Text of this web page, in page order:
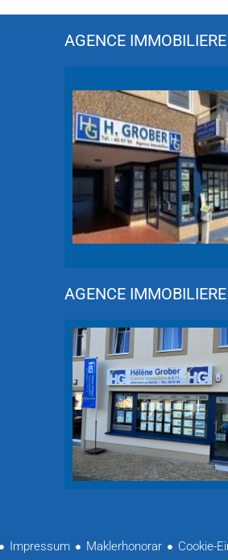
AGENCE
AGENCE
Impressum Maklerhonorar Cookie-